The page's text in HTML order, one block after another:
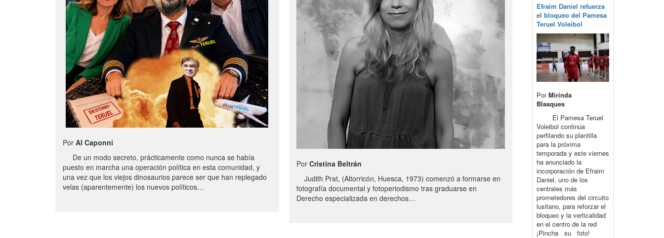
Por Al Caponni
De un modo secreto, prácticamente como nunca se había
puesto en marcha una operación política en esta comunidad, y
una vez que los viejos dinosaurios parece ser que han replegado
velas (aparentemente) los nuevos políticos…
PorCristina Beltrán
Judith Prat, (Altorricón, Huesca, 1973) comenzó a formarse en
fotografía documental y fotoperiodismo tras graduarse en
Derecho especializada en derechos…
Efraim Daniel refuerza
el bloqueo del Pamesa
Teruel Voleibol
PorMirinda
Blasques
El Pamesa Teruel
Voleibol continúa
perfilando su plantilla
para la próxima
temporada y este viernes
ha anunciado la
incorporación de Efraim
Daniel, uno de los
centrales más
prometedores del circuito
lusitano, para reforzar el
bloqueo y la verticalidad
en el centro de la red
¡Pincha su foto!